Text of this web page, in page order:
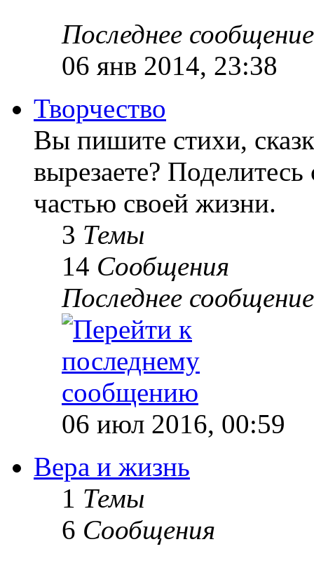
Последнее сообщение
06 янв 2014, 23:38
Творчество
Вы пишите стихи,
вырезаете?
частью своей жизни.
3 Темы
14 Сообщения
Последнее сообщение
06 июл 2016, 00:59
Вера и жизнь
1 Темы
6 Сообщения